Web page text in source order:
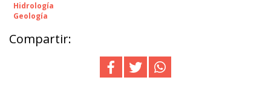
Hidrología
Geología
Compartir: